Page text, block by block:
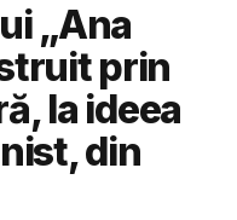
„Ana
prin
la ideea
din